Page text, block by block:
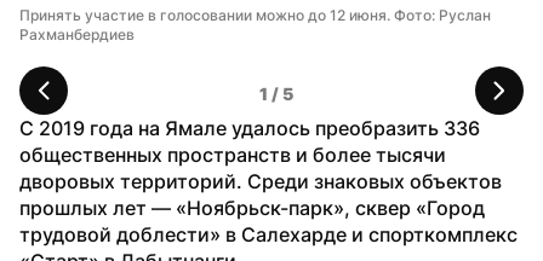
1 / 5
Принять участие в голосовании можно до 12 июня. Фото: Руслан
Рахманбердиев
С 2019 года на Ямале удалось преобразить 336
общественных пространств и более тысячи
дворовых территорий. Среди знаковых объектов
прошлых лет — «Ноябрьск-парк», сквер «Город
трудовой доблести» в Салехарде и спорткомплекс